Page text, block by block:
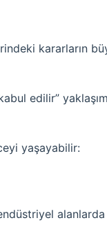
kararların
edilir”
yaşayabilir: